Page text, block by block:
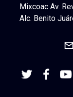
Mixcoac Av.
Alc. Benito